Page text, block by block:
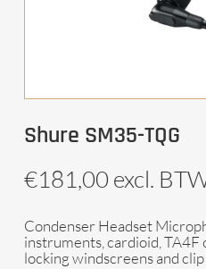
Shure SM35-TQG
€181,00 excl.
Condenser Headset
instruments, cardioid, TA4F
locking windscreens and clip